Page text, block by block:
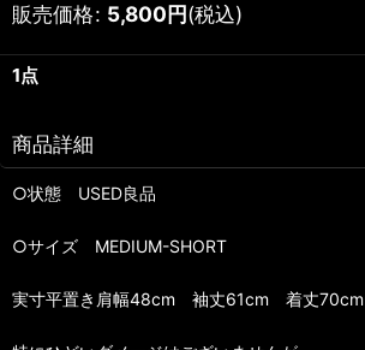
販売価格: 5,800円(税込)
1点
商品詳細
○状態 USED良品
○サイズ MEDIUM-SHORT
実寸平置き肩幅48cm 袖丈61cm 着丈70cm